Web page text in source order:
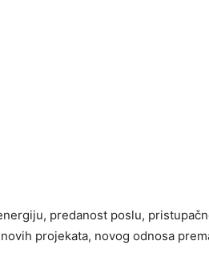
predanost poslu,
projekata, novog odnosa